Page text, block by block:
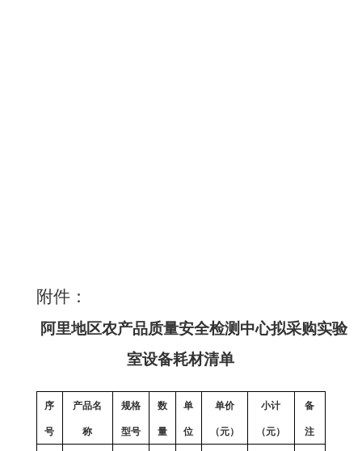
附件：
阿里地区农产品质量安全检测中心拟采购实验
室设备耗材清单
序
号
产品名
称
规格
型号
数
量
单
位
单价
（元）
小计
（元）
备
注